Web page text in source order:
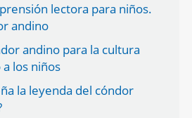
lectora para niños.
andino
andino para la cultura
los niños
la leyenda del cóndor